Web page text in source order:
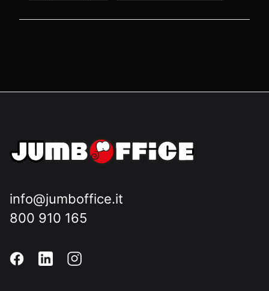
info@jumboffice.it
800 910 165